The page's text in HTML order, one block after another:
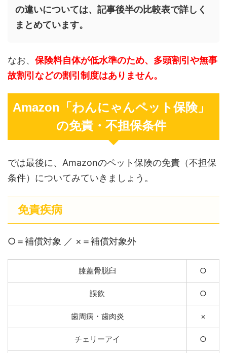
の違いについては、記事後半の比較表で詳しく
まとめています。
なお、 保険料自体が低水準のため、多頭割引や無事
故割引などの割引制度はありません。
Amazon「わんにゃんペット保険」
の免責・不担保条件
では最後に、Amazonのペット保険の免責（不担保
条件）についてみていきましょう。
免責疾病
○＝補償対象 ／ ×＝補償対象外
膝蓋骨脱臼 ○
誤飲 ○
歯周病・歯肉炎 ×
チェリーアイ ○